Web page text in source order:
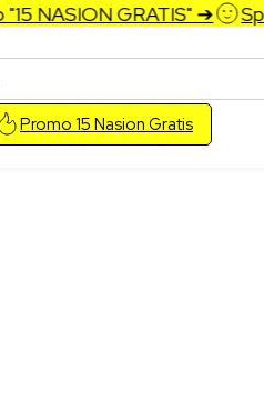
GRATIS" ➔
Promo 15 Nasion Gratis